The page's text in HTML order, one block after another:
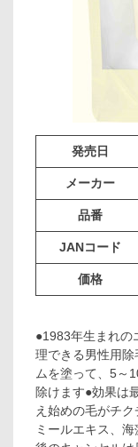
発売日
メーカー
品番
JANコード
価格
●1983年生まれの
理できる男性用
ムを塗って、5～
除けます●効果は
え始めの毛がチ
ミールエキス、